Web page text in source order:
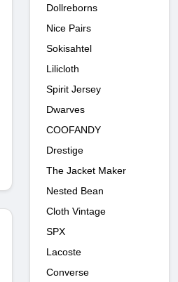
Dollreborns
Nice Pairs
Sokisahtel
Lilicloth
Spirit Jersey
Dwarves
COOFANDY
Drestige
The Jacket Maker
Nested Bean
Cloth Vintage
SPX
Lacoste
Converse